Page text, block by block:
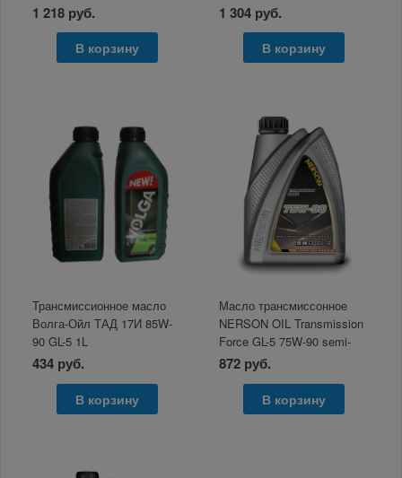
1 218 руб.
В корзину
1 304 руб.
В корзину
Трансмиссионное масло
Волга-Ойл ТАД 17И 85W-
90 GL-5 1L
434 руб.
В корзину
Масло трансмиссонное
NERSON OIL Transmission
Force GL-5 75W-90 semi-
synthetic 1л
872 руб.
В корзину